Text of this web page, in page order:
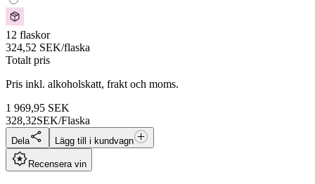
12 flaskor
324,52 SEK/flaska
Totalt pris
Pris inkl. alkoholskatt, frakt och moms.
1 969,95 SEK
328,32SEK/Flaska
Dela Lägg till i kundvagn
Recensera vin